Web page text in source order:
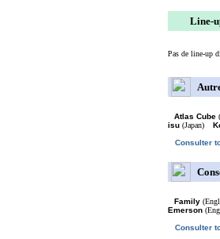
Line-
Pas de line-up
Atlas Cube
isu (Japan)
Consulter
Family
Emerson
Consulter